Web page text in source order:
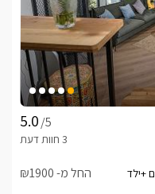
/5
החל מ- ₪1900